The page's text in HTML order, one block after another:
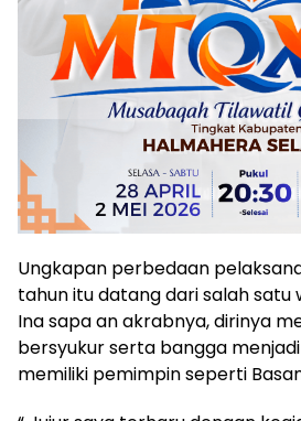
Ungkapan perbedaan
tahun itu datang dari salah satu
Ina sapa an akrabnya, dirinya
bersyukur serta bangga
memiliki pemimpin seperti